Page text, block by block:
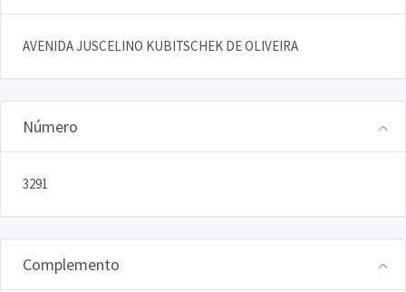
AVENIDA JUSCELINO KUBITSCHEK DE OLIVEIRA
Número
3291
Complemento